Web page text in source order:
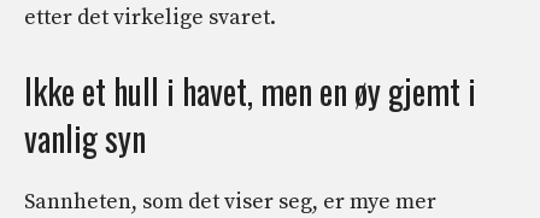
etter det virkelige svaret.
Ikke et hull i havet, men en øy gjemt i
vanlig syn
Sannheten, som det viser seg, er mye mer